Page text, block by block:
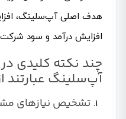
هدف اصلی آپ‌سلینگ،
افزایش درآمد و سود
چند نکته کلیدی
آپ‌سلینگ عبارتند
تشخیص نیازهای